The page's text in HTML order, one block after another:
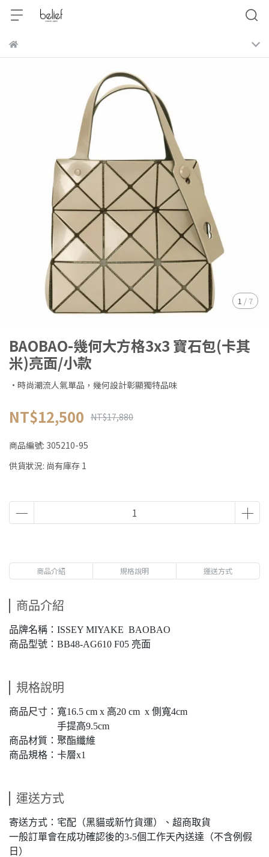
1 / 7
BAOBAO-幾何大方格3x3 寶石包(卡其
米)亮面/小款
·時尚潮流人氣單品，幾何設計彰顯獨特品味
NT$12,500 NT$17,880
商品編號: 305210-95
供貨狀況: 尚有庫存 1
商品介紹 規格說明 運送方式
商品介紹
品牌名稱：ISSEY MIYAKE BAOBAO
商品型號：BB48-AG610 F05 亮面
規格說明
商品尺寸：寬16.5 cm x 高20 cm x 側寬4cm
手提高9.5cm
商品材質：聚酯纖維
商品規格：卡層x1
運送方式
寄送方式：宅配（黑貓或新竹貨運）、超商取貨
一般訂單會在成功確認後的3-5個工作天內送達（不含例假
日）